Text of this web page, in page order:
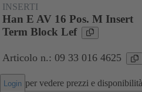
INSERTI
Han E AV 16 Pos. M Insert
Term Block Lef
Articolo n.: 09 33 016 4625
Login per vedere prezzi e